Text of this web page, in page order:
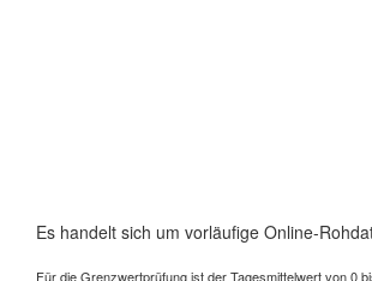
Es handelt sich um vorläufige Online-
Für die Grenzwertprüfung ist der Tagesmittelwert von 0